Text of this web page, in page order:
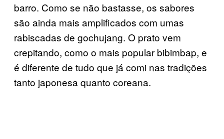
barro. Como se não bastasse, os sabores
são ainda mais amplificados com umas
rabiscadas de gochujang. O prato vem
crepitando, como o mais popular bibimbap, e
é diferente de tudo que já comi nas tradições
tanto japonesa quanto coreana.